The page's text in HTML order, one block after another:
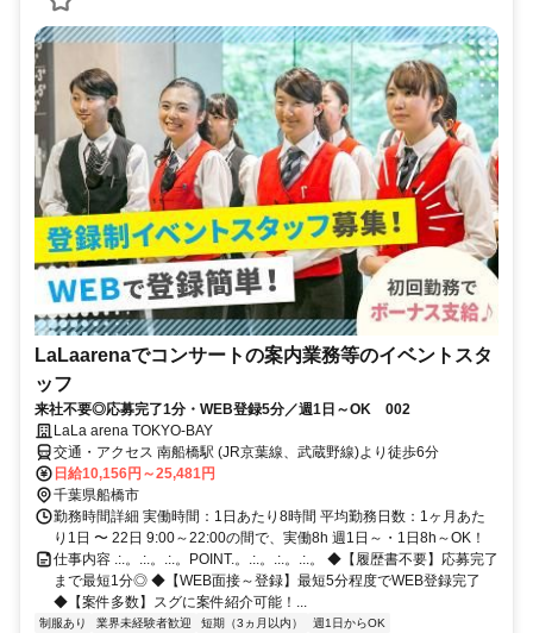
LaLaarenaでコンサートの案内業務等のイベントスタ
ッフ
来社不要◎応募完了1分・WEB登録5分／週1日～OK 002
LaLa arena TOKYO-BAY
交通・アクセス 南船橋駅 (JR京葉線、武蔵野線)より徒歩6分
日給10,156円～25,481円
千葉県船橋市
勤務時間詳細 実働時間：1日あたり8時間 平均勤務日数：1ヶ月あた
り1日 〜 22日 9:00～22:00の間で、実働8h 週1日～・1日8h～OK！
仕事内容 .:.。.:.。.:.。POINT.。.:.。.:.。.:.。 ◆【履歴書不要】応募完了
まで最短1分◎ ◆【WEB面接～登録】最短5分程度でWEB登録完了
◆【案件多数】スグに案件紹介可能！...
制服あり 業界未経験者歓迎 短期（3ヵ月以内）
週1日からOK